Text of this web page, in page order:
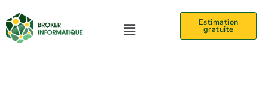
au
contenu
Menu Estimation
gratuite